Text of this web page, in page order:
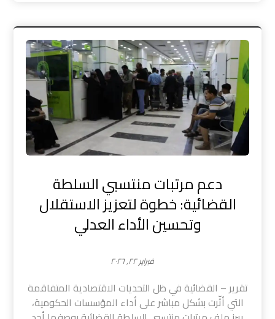
دعم مرتبات منتسبي السلطة
القضائية: خطوة لتعزيز الاستقلال
وتحسين الأداء العدلي
فبراير ٢٢, ٢٠٢٦
تقرير – القضائية في ظل التحديات الاقتصادية المتفاقمة
التي أثّرت بشكل مباشر على أداء المؤسسات الحكومية،